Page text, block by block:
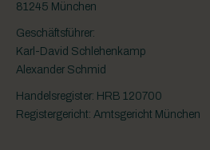
81245 München
Geschäftsführer:
Karl-David Schlehenkamp
Alexander Schmid
Handelsregister: HRB 120700
Registergericht: Amtsgericht München